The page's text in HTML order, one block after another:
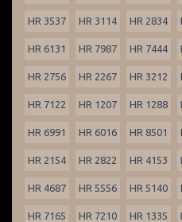
HR 3537 HR 3114 HR 2834
HR 6131 HR 7987 HR 7444
HR 2756 HR 2267 HR 3212
HR 7122 HR 1207 HR 1288
HR 6991 HR 6016 HR 8501
HR 2154 HR 2822 HR 4153
HR 4687 HR 5556 HR 5140
HR 7165 HR 7210 HR 1335